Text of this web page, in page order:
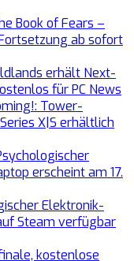
Book of Fears –
ab sofort
erhält Next-
für PC News
Tower-
X|S erhältlich
erscheint am 17.
Elektronik-
Steam verfügbar
kostenlose